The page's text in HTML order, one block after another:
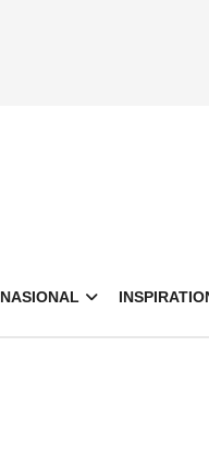
NASIONAL